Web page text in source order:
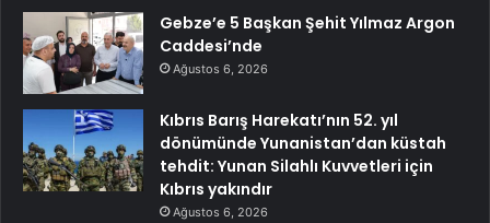
Gebze’e 5 Başkan Şehit Yılmaz Argon
Caddesi’nde
Ağustos 6, 2026
Kıbrıs Barış Harekatı’nın 52. yıl
dönümünde Yunanistan’dan küstah
tehdit: Yunan Silahlı Kuvvetleri için
Kıbrıs yakındır
Ağustos 6, 2026